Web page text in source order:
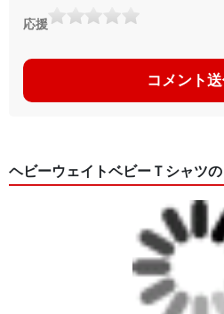
応援
コメント
ヘビーウェイトベビーＴシャツ